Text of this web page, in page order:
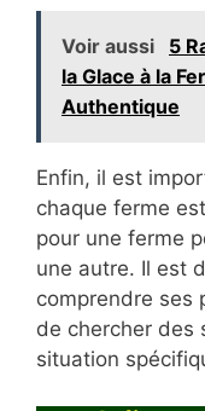
Voir aussi
5
la Glace à la
Authentique
Enfin, il est
chaque ferme
pour une ferme
une autre. Il est
comprendre ses
de chercher des
situation